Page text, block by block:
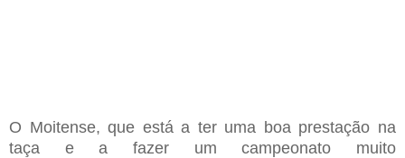
O Moitense, que está a ter uma boa prestação na
taça e a fazer um campeonato muito